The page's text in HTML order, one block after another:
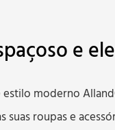
e
moderno
suas roupas e